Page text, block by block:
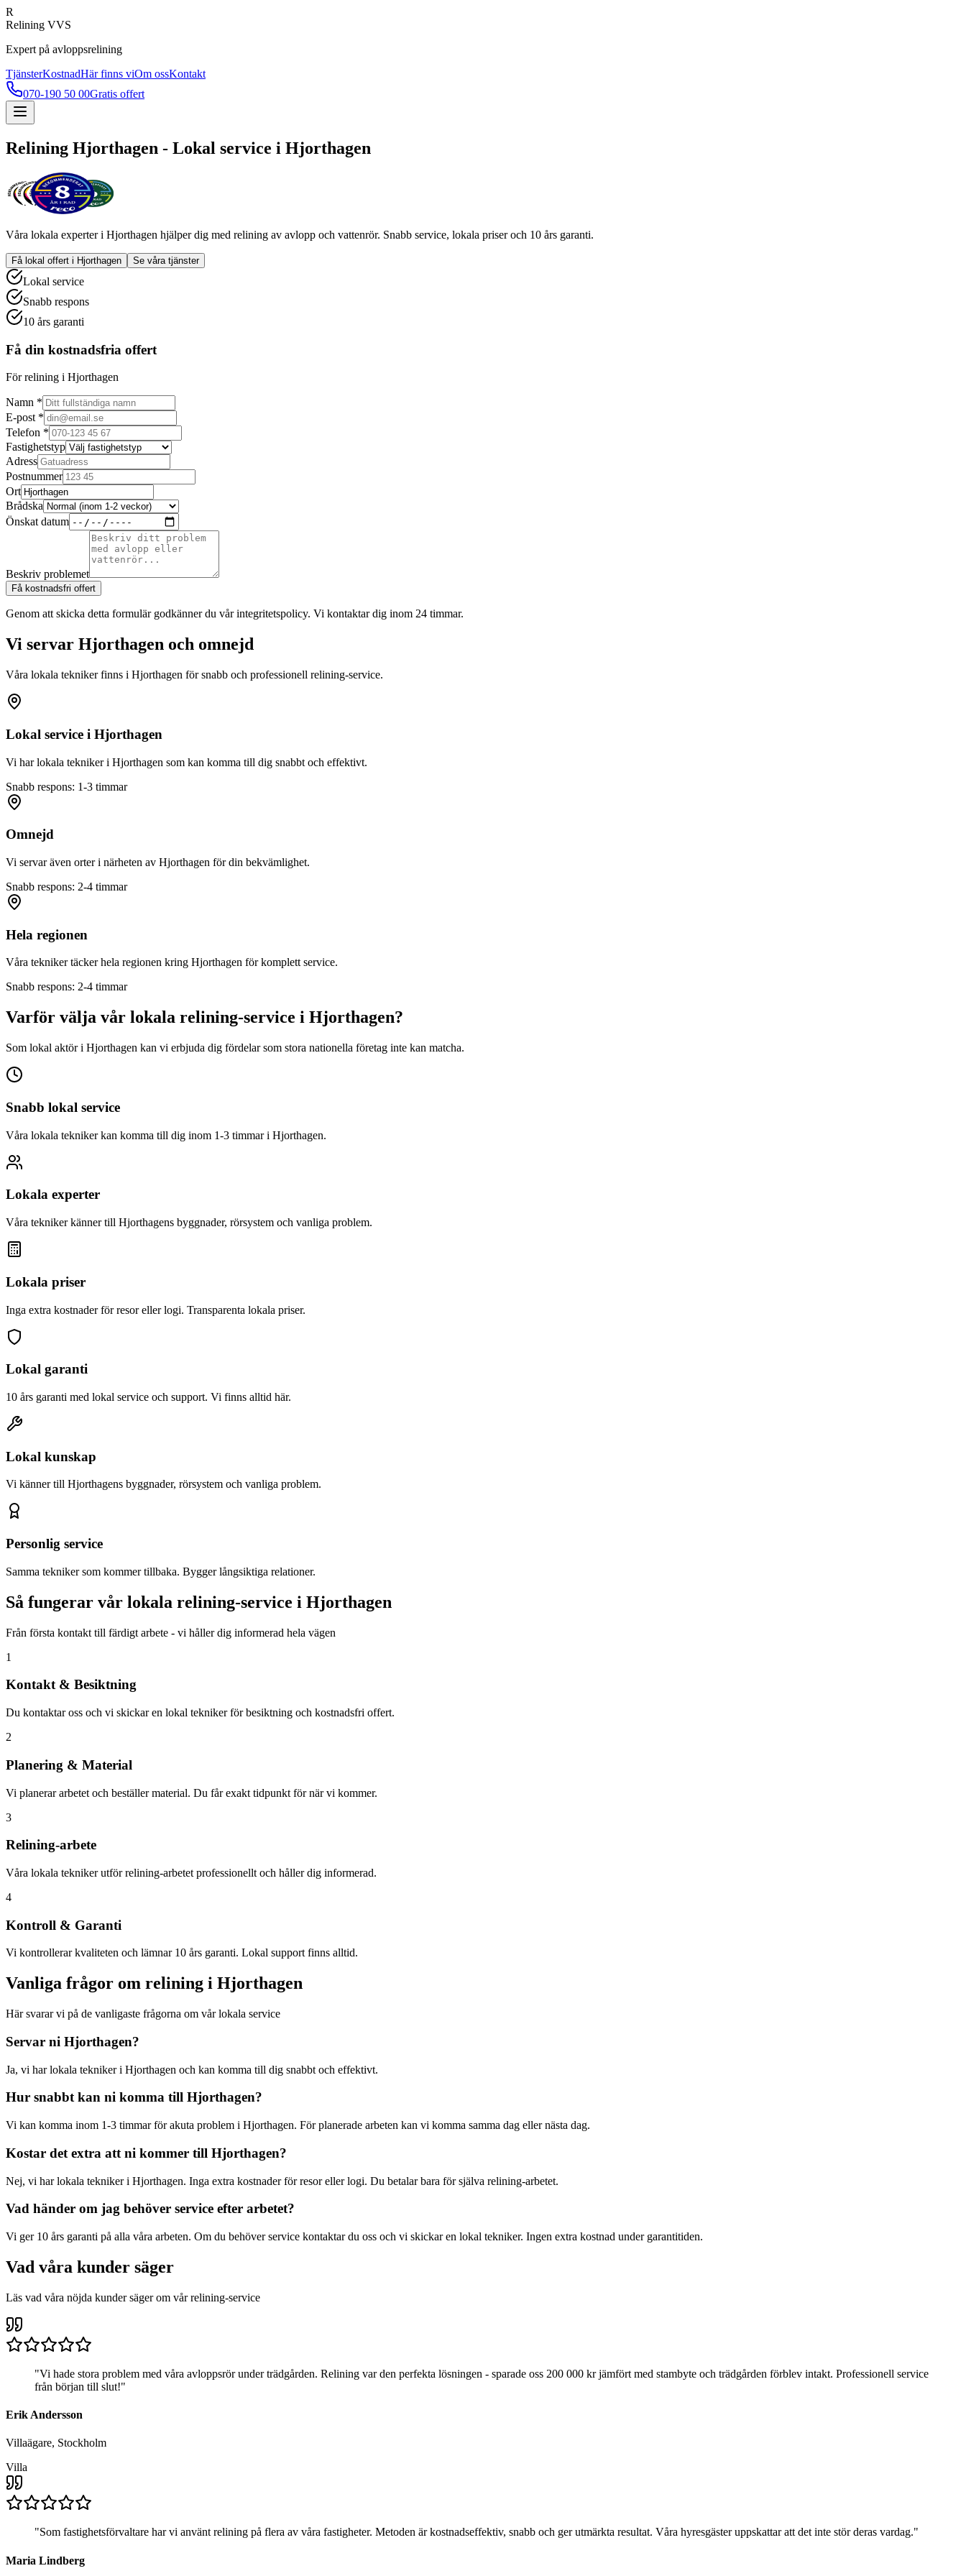
R
Relining VVS
Expert på avloppsrelining
TjänsterKostnadHär finns viOm ossKontakt
070-190 50 00Gratis offert
Relining Hjorthagen - Lokal service i Hjorthagen
Våra lokala experter i Hjorthagen hjälper dig med relining av avlopp och vattenrör. Snabb service, lokala priser och 10 års garanti.
Få lokal offert i Hjorthagen Se våra tjänster
Lokal service
Snabb respons
10 års garanti
Få din kostnadsfria offert
För relining i Hjorthagen
Namn *
E-post *
Telefon *
Fastighetstyp
Adress
Postnummer
Ort
Brådska
Önskat datum
Beskriv problemet
Få kostnadsfri offert
Genom att skicka detta formulär godkänner du vår integritetspolicy. Vi kontaktar dig inom 24 timmar.
Vi servar Hjorthagen och omnejd
Våra lokala tekniker finns i Hjorthagen för snabb och professionell relining-service.
Lokal service i Hjorthagen
Vi har lokala tekniker i Hjorthagen som kan komma till dig snabbt och effektivt.
Snabb respons: 1-3 timmar
Omnejd
Vi servar även orter i närheten av Hjorthagen för din bekvämlighet.
Snabb respons: 2-4 timmar
Hela regionen
Våra tekniker täcker hela regionen kring Hjorthagen för komplett service.
Snabb respons: 2-4 timmar
Varför välja vår lokala relining-service i Hjorthagen?
Som lokal aktör i Hjorthagen kan vi erbjuda dig fördelar som stora nationella företag inte kan matcha.
Snabb lokal service
Våra lokala tekniker kan komma till dig inom 1-3 timmar i Hjorthagen.
Lokala experter
Våra tekniker känner till Hjorthagens byggnader, rörsystem och vanliga problem.
Lokala priser
Inga extra kostnader för resor eller logi. Transparenta lokala priser.
Lokal garanti
10 års garanti med lokal service och support. Vi finns alltid här.
Lokal kunskap
Vi känner till Hjorthagens byggnader, rörsystem och vanliga problem.
Personlig service
Samma tekniker som kommer tillbaka. Bygger långsiktiga relationer.
Så fungerar vår lokala relining-service i Hjorthagen
Från första kontakt till färdigt arbete - vi håller dig informerad hela vägen
1
Kontakt & Besiktning
Du kontaktar oss och vi skickar en lokal tekniker för besiktning och kostnadsfri offert.
2
Planering & Material
Vi planerar arbetet och beställer material. Du får exakt tidpunkt för när vi kommer.
3
Relining-arbete
Våra lokala tekniker utför relining-arbetet professionellt och håller dig informerad.
4
Kontroll & Garanti
Vi kontrollerar kvaliteten och lämnar 10 års garanti. Lokal support finns alltid.
Vanliga frågor om relining i Hjorthagen
Här svarar vi på de vanligaste frågorna om vår lokala service
Servar ni Hjorthagen?
Ja, vi har lokala tekniker i Hjorthagen och kan komma till dig snabbt och effektivt.
Hur snabbt kan ni komma till Hjorthagen?
Vi kan komma inom 1-3 timmar för akuta problem i Hjorthagen. För planerade arbeten kan vi komma samma dag eller nästa dag.
Kostar det extra att ni kommer till Hjorthagen?
Nej, vi har lokala tekniker i Hjorthagen. Inga extra kostnader för resor eller logi. Du betalar bara för själva relining-arbetet.
Vad händer om jag behöver service efter arbetet?
Vi ger 10 års garanti på alla våra arbeten. Om du behöver service kontaktar du oss och vi skickar en lokal tekniker. Ingen extra kostnad under garantitiden.
Vad våra kunder säger
Läs vad våra nöjda kunder säger om vår relining-service
"Vi hade stora problem med våra avloppsrör under trädgården. Relining var den perfekta lösningen - sparade oss 200 000 kr jämfört med stambyte och trädgården förblev intakt. Professionell service
från början till slut!"
Erik Andersson
Villaägare, Stockholm
Villa
"Som fastighetsförvaltare har vi använt relining på flera av våra fastigheter. Metoden är kostnadseffektiv, snabb och ger utmärkta resultat. Våra hyresgäster uppskattar att det inte stör deras vardag."
Maria Lindberg